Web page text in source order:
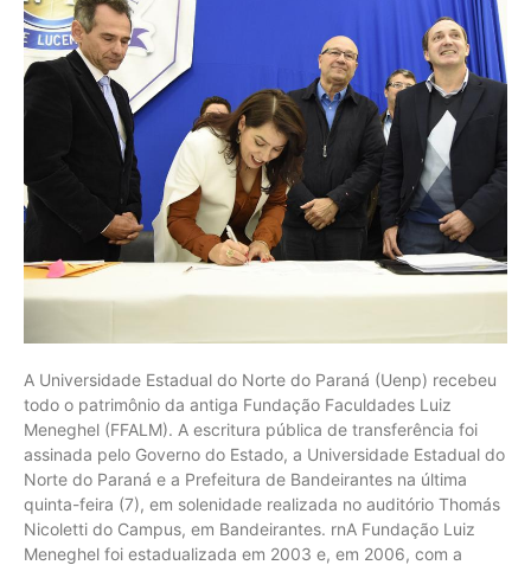
A Universidade Estadual do Norte do Paraná (Uenp) recebeu
todo o patrimônio da antiga Fundação Faculdades Luiz
Meneghel (FFALM). A escritura pública de transferência foi
assinada pelo Governo do Estado, a Universidade Estadual do
Norte do Paraná e a Prefeitura de Bandeirantes na última
quinta-feira (7), em solenidade realizada no auditório Thomás
Nicoletti do Campus, em Bandeirantes. rnA Fundação Luiz
Meneghel foi estadualizada em 2003 e, em 2006, com a